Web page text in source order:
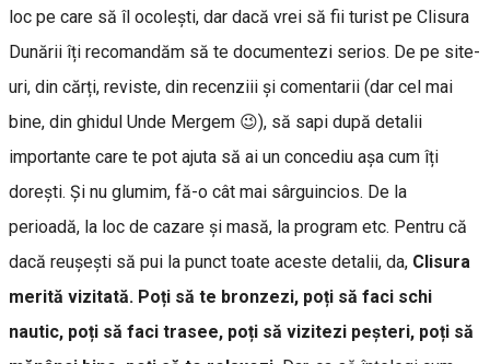
loc pe care să îl ocolești, dar dacă vrei să fii turist pe Clisura
Dunării îți recomandăm să te documentezi serios. De pe site-
uri, din cărți, reviste, din recenziii și comentarii (dar cel mai
bine, din ghidul Unde Mergem 😉), să sapi după detalii
importante care te pot ajuta să ai un concediu așa cum îți
dorești. Și nu glumim, fă-o cât mai sârguincios. De la
perioadă, la loc de cazare și masă, la program etc. Pentru că
dacă reușești să pui la punct toate aceste detalii, da, Clisura
merită vizitată. Poți să te bronzezi, poți să faci schi
nautic, poți să faci trasee, poți să vizitezi peșteri, poți să